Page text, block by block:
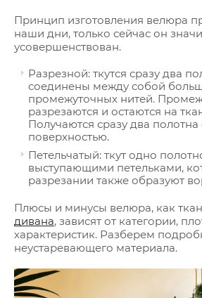
Принцип изготовления велюра
наши дни, только сейчас он
усовершенствован.
Разрезной: ткутся сразу два
соединены между собой
промежуточных нитей.
разрезаются и остаются на
Получаются сразу два полотна
поверхностью.
Петельчатый: ткут одно
выступающими петельками,
разрезании также образуют
Плюсы и минусы велюра, как
дивана, зависят от категории,
характеристик. Разберем
неустаревающего материала.